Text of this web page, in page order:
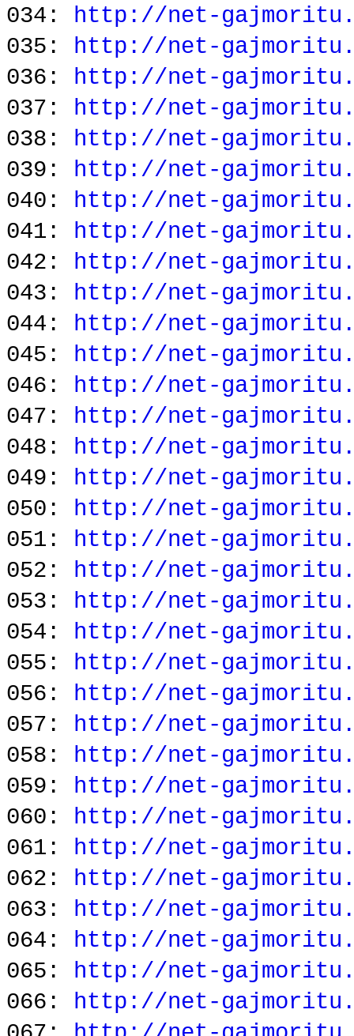
034: http://net-
035: http://net-
036: http://net-
037: http://net-
038: http://net-
039: http://net-
040: http://net-
041: http://net-
042: http://net-
043: http://net-
044: http://net-
045: http://net-
046: http://net-
047: http://net-
048: http://net-
049: http://net-
050: http://net-
051: http://net-
052: http://net-
053: http://net-
054: http://net-
055: http://net-
056: http://net-
057: http://net-
058: http://net-
059: http://net-
060: http://net-
061: http://net-
062: http://net-
063: http://net-
064: http://net-
065: http://net-
066: http://net-